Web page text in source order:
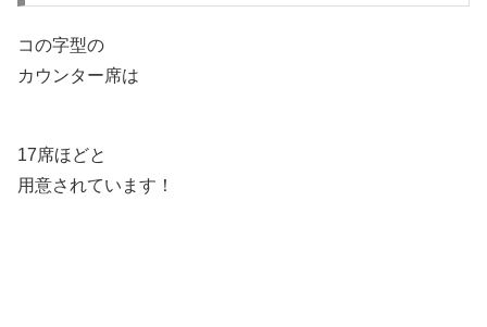
コの字型の
カウンター席は
17席ほどと
用意されています！